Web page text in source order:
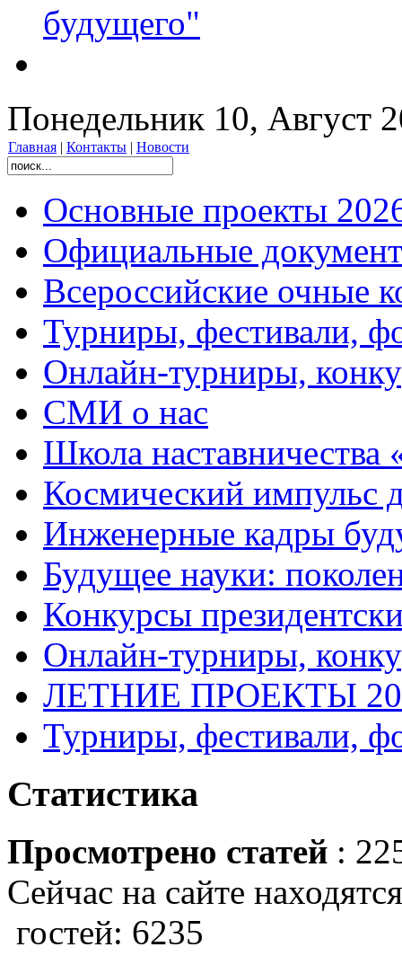
будущего"
Понедельник 10, Август
Главная | Контакты | Новости
Основные проекты
Официальные
Всероссийские очные
Турниры, фестивали,
Онлайн-турниры,
СМИ о нас
Школа
Космический импульс
Инженерные кадры
Будущее науки:
Конкурсы
Онлайн-турниры,
ЛЕТНИЕ ПРОЕКТЫ
Турниры, фестивали,
Статистика
Просмотрено статей :
Сейчас на сайте
гостей: 6235